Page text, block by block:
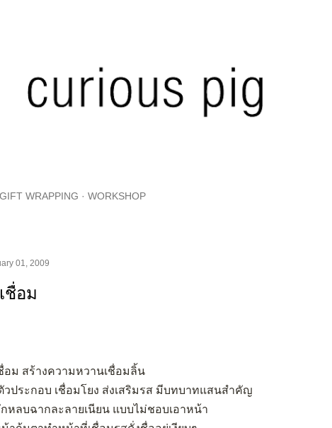
GIFT WRAPPING WORKSHOP
01, 2009
ชื่อม
อม สร้างความหวานเชื่อมลิ้น
วประกอบ เชื่อมโยง ส่งเสริมรส มีบทบาทแสนสำคัญ
หลบฉากละลายเนียน แบบไม่ชอบเอาหน้า